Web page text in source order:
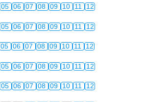
05 06 07 08 09 10 11 12
05 06 07 08 09 10 11 12
05 06 07 08 09 10 11 12
05 06 07 08 09 10 11 12
05 06 07 08 09 10 11 12